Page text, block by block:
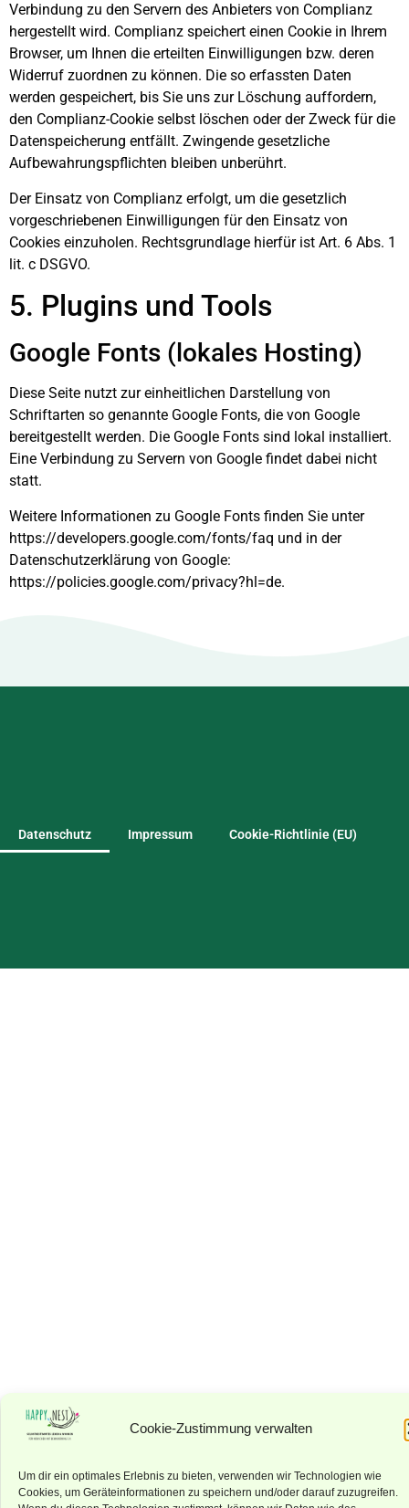
Cookie-Zustimmung verwalten
Um dir ein optimales Erlebnis zu bieten, verwenden wir Technologien wie
Cookies, um Geräteinformationen zu speichern und/oder darauf zuzugreifen.
Verbindung zu den Servern des Anbieters von Complianz
hergestellt wird. Complianz speichert einen Cookie in Ihrem
Browser, um Ihnen die erteilten Einwilligungen bzw. deren
Widerruf zuordnen zu können. Die so erfassten Daten
werden gespeichert, bis Sie uns zur Löschung auffordern,
den Complianz-Cookie selbst löschen oder der Zweck für die
Datenspeicherung entfällt. Zwingende gesetzliche
Aufbewahrungspflichten bleiben unberührt.
Der Einsatz von Complianz erfolgt, um die gesetzlich
vorgeschriebenen Einwilligungen für den Einsatz von
Cookies einzuholen. Rechtsgrundlage hierfür ist Art. 6 Abs. 1
lit. c DSGVO.
5. Plugins und Tools
Google Fonts (lokales Hosting)
Diese Seite nutzt zur einheitlichen Darstellung von
Schriftarten so genannte Google Fonts, die von Google
bereitgestellt werden. Die Google Fonts sind lokal installiert.
Eine Verbindung zu Servern von Google findet dabei nicht
statt.
Weitere Informationen zu Google Fonts finden Sie unter
https://developers.google.com/fonts/faq und in der
Datenschutzerklärung von Google:
https://policies.google.com/privacy?hl=de.
Datenschutz Impressum Cookie-Richtlinie (EU)